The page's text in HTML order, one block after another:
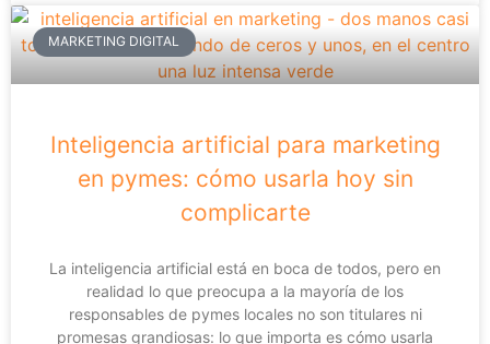
MARKETING DIGITAL
Inteligencia artificial para marketing
en pymes: cómo usarla hoy sin
complicarte
La inteligencia artificial está en boca de todos, pero en
realidad lo que preocupa a la mayoría de los
responsables de pymes locales no son titulares ni
promesas grandiosas: lo que importa es cómo usarla